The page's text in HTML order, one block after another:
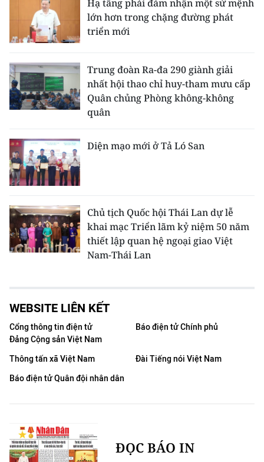
Hạ tầng phải đảm nhận một sứ mệnh
lớn hơn trong chặng đường phát
triển mới
Trung đoàn Ra-đa 290 giành giải
nhất hội thao chỉ huy-tham mưu cấp
Quân chủng Phòng không-không
quân
Diện mạo mới ở Tả Ló San
Chủ tịch Quốc hội Thái Lan dự lễ
khai mạc Triển lãm kỷ niệm 50 năm
thiết lập quan hệ ngoại giao Việt
Nam-Thái Lan
WEBSITE LIÊN KẾT
Cổng thông tin điện tử
Đảng Cộng sản Việt Nam
Báo điện tử Chính phủ
Thông tấn xã Việt Nam
Đài Tiếng nói Việt Nam
Báo điện tử Quân đội nhân dân
ĐỌC BÁO IN